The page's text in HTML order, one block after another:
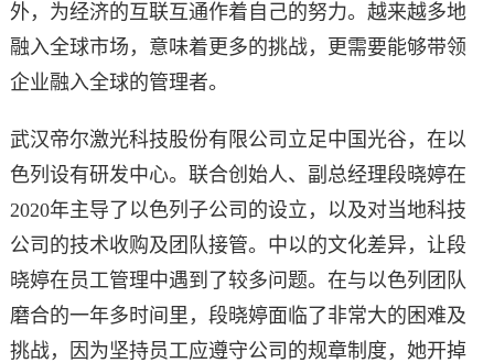
外，为经济的互联互通作着自己的努力。越来越多地
融入全球市场，意味着更多的挑战，更需要能够带领
企业融入全球的管理者。
武汉帝尔激光科技股份有限公司立足中国光谷，在以
色列设有研发中心。联合创始人、副总经理段晓婷在
2020年主导了以色列子公司的设立，以及对当地科技
公司的技术收购及团队接管。中以的文化差异，让段
晓婷在员工管理中遇到了较多问题。在与以色列团队
磨合的一年多时间里，段晓婷面临了非常大的困难及
挑战，因为坚持员工应遵守公司的规章制度，她开掉